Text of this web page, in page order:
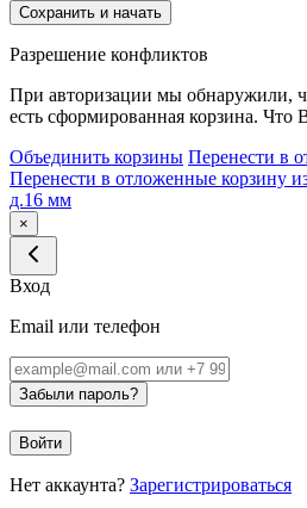
Сохранить и начать
Разрешение конфликтов
При авторизации мы обнаружили,
есть сформированная корзина. Что
Объединить корзины Перенести в
Перенести в отложенные корзину
д.16 мм
×
Вход
Email или телефон
Забыли пароль?
Войти
Нет аккаунта? Зарегистрироваться